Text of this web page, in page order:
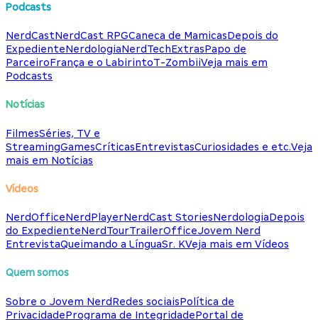
Podcasts
NerdCastNerdCast RPGCaneca de MamicasDepois do
ExpedienteNerdologiaNerdTechExtrasPapo de
ParceiroFrança e o LabirintoT-ZombiiVeja mais em
Podcasts
Notícias
FilmesSéries, TV e
StreamingGamesCríticasEntrevistasCuriosidades e etc.Veja
mais em Notícias
Vídeos
NerdOfficeNerdPlayerNerdCast StoriesNerdologiaDepois
do ExpedienteNerdTourTrailerOfficeJovem Nerd
EntrevistaQueimando a LínguaSr. KVeja mais em Vídeos
Quem somos
Sobre o Jovem NerdRedes sociaisPolítica de
PrivacidadePrograma de IntegridadePortal de